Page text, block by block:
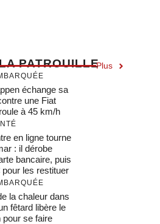
PATROUILLEPlus
échange sa
une Fiat
à 45 km/h
en ligne tourne
: il dérobe
bancaire, puis
pour les restituer
la chaleur dans
fêtard libère le
pour se faire